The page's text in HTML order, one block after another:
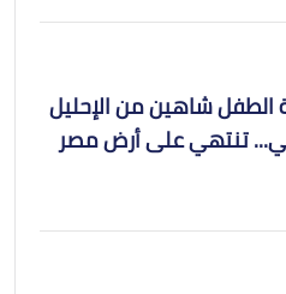
الطفل شاهين من الإحليل
تنتهي على أرض مصر